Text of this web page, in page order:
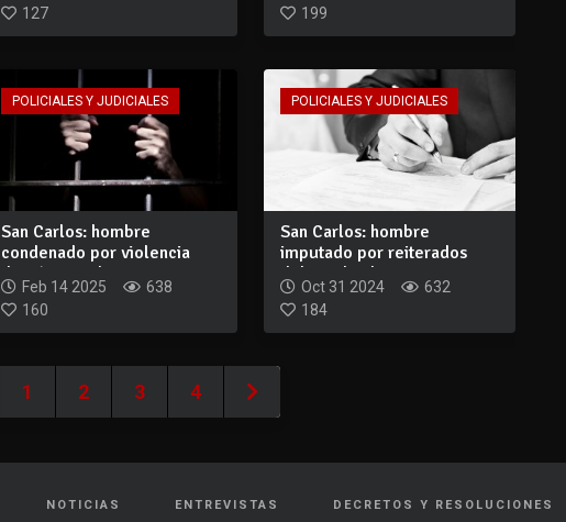
127
199
POLICIALES Y JUDICIALES
San Carlos: hombre
condenado por violencia
doméstica y lesio...
Feb 14 2025
638
160
POLICIALES Y JUDICIALES
San Carlos: hombre
imputado por reiterados
delitos de abuso...
Oct 31 2024
632
184
1 2 3 4
NOTICIAS ENTREVISTAS DECRETOS Y RESOLUCIONES